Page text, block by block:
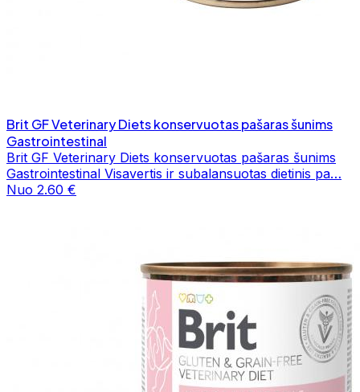
Brit GF Veterinary Diets konservuotas pašaras šunims
Gastrointestinal
Brit GF Veterinary Diets konservuotas pašaras šunims
Gastrointestinal Visavertis ir subalansuotas dietinis pa…
Nuo 2.60 €